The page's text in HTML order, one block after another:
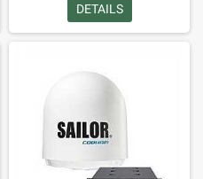
DETAILS